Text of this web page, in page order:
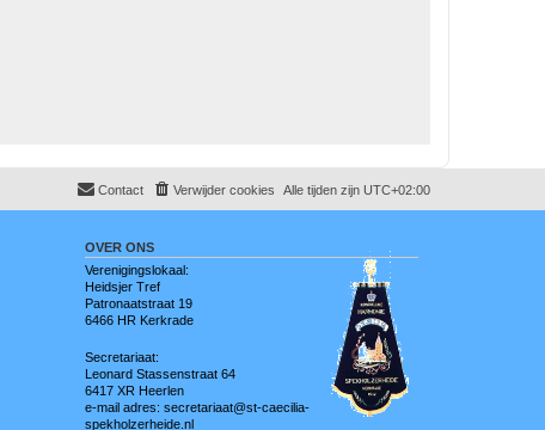
Alle tijden zijn UTC+02:00
Verwijder cookies
Contact
OVER ONS
Verenigingslokaal:
Heidsjer Tref
Patronaatstraat 19
6466 HR Kerkrade
Secretariaat:
Leonard Stassenstraat 64
6417 XR Heerlen
e-mail adres: secretariaat@st-caecilia-
spekholzerheide.nl